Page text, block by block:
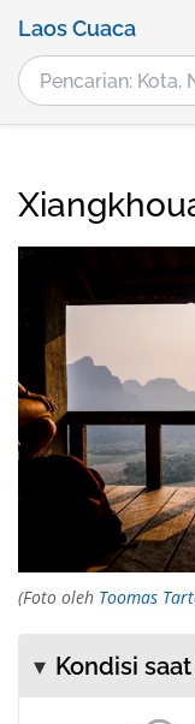
Laos Cuaca
(Foto oleh Toomas
Kondisi